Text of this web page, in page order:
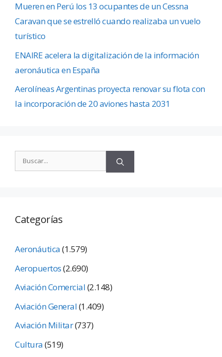
Mueren en Perú los 13 ocupantes de un Cessna
Caravan que se estrelló cuando realizaba un vuelo
turístico
ENAIRE acelera la digitalización de la información
aeronáutica en España
Aerolíneas Argentinas proyecta renovar su flota con
la incorporación de 20 aviones hasta 2031
Categorías
Aeronáutica(1.579)
Aeropuertos(2.690)
Aviación Comercial(2.148)
Aviación General(1.409)
Aviación Militar(737)
Cultura(519)